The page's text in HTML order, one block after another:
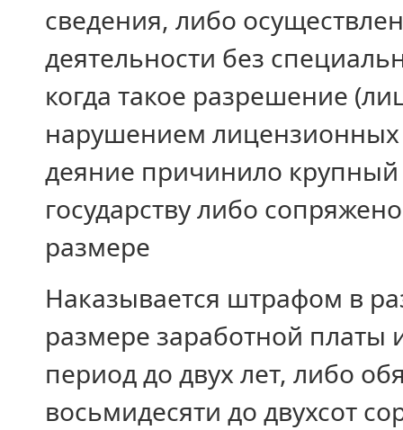
сведения, либо
деятельности без
когда такое разрешение
нарушением лицензионных
деяние причинило
государству либо
размере
Наказывается штрафом в
размере заработной платы
период до двух лет, либо
восьмидесяти до двухсот